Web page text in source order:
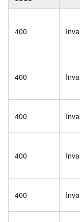
400
400
400
400
400